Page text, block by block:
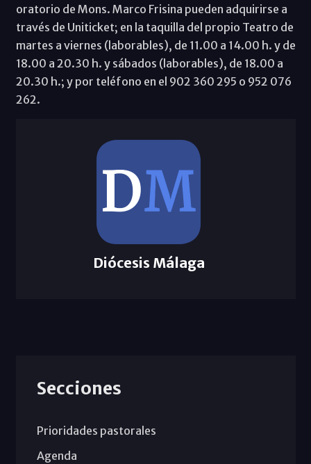
oratorio de Mons. Marco Frisina pueden adquirirse a
través de Uniticket; en la taquilla del propio Teatro de
martes a viernes (laborables), de 11.00 a 14.00 h. y de
18.00 a 20.30 h. y sábados (laborables), de 18.00 a
20.30 h.; y por teléfono en el 902 360 295 o 952 076
262.
Diócesis Málaga
Secciones
Prioridades pastorales
Agenda